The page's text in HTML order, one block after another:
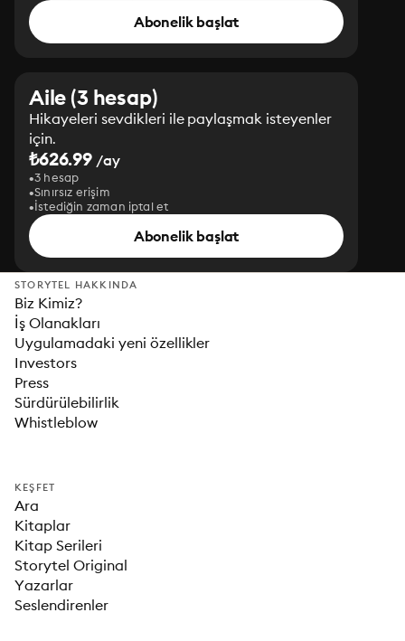
Abonelik başlat
Aile (3 hesap)
Hikayeleri sevdikleri ile paylaşmak isteyenler
için.
₺626.99 /ay
3 hesap
Sınırsız erişim
İstediğin zaman iptal et
Abonelik başlat
STORYTEL HAKKINDA
Biz Kimiz?
İş Olanakları
Uygulamadaki yeni özellikler
Investors
Press
Sürdürülebilirlik
Whistleblow
KEŞFET
Ara
Kitaplar
Kitap Serileri
Storytel Original
Yazarlar
Seslendirenler